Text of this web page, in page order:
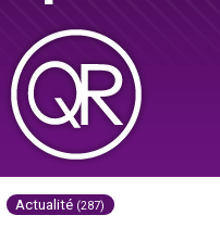
Actualité (287)